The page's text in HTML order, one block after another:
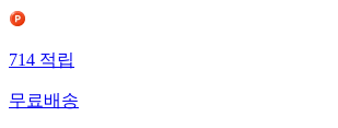
714적립
무료배송